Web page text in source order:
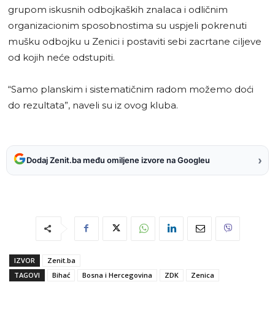
grupom iskusnih odbojkaških znalaca i odličnim
organizacionim sposobnostima su uspjeli pokrenuti
mušku odbojku u Zenici i postaviti sebi zacrtane ciljeve
od kojih neće odstupiti.
“Samo planskim i sistematičnim radom možemo doći
do rezultata”, naveli su iz ovog kluba.
Dodaj Zenit.ba među omiljene izvore na Googleu ›
IZVOR
Zenit.ba
TAGOVI
Bihać Bosna i Hercegovina ZDK Zenica